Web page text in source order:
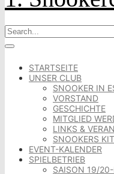
STARTSEITE
UNSER CLUB
SNOOKER IN
VORSTAND
GESCHICHTE
MITGLIED
LINKS &
SNOOKERS
EVENT-KALENDER
SPIELBETRIEB
SAISON 19/